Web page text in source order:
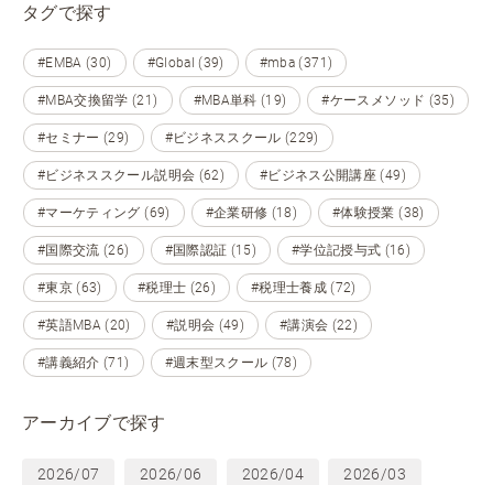
タグで探す
#EMBA (30) #Global (39) #mba (371)
#MBA交換留学 (21) #MBA単科 (19) #ケースメソッド (35)
#セミナー (29) #ビジネススクール (229)
#ビジネススクール説明会 (62) #ビジネス公開講座 (49)
#マーケティング (69) #企業研修 (18) #体験授業 (38)
#国際交流 (26) #国際認証 (15) #学位記授与式 (16)
#東京 (63) #税理士 (26) #税理士養成 (72)
#英語MBA (20) #説明会 (49) #講演会 (22)
#講義紹介 (71) #週末型スクール (78)
アーカイブで探す
2026/07 2026/06 2026/04 2026/03